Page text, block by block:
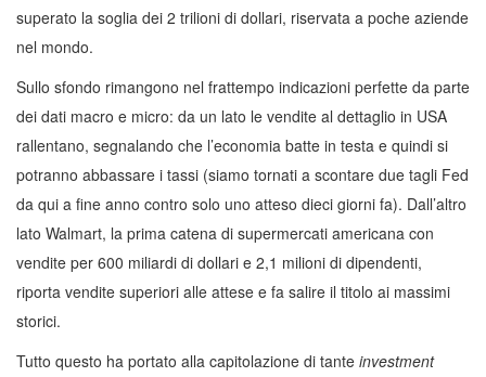
superato la soglia dei 2 trilioni di dollari, riservata a poche aziende
nel mondo.
Sullo sfondo rimangono nel frattempo indicazioni perfette da parte
dei dati macro e micro: da un lato le vendite al dettaglio in USA
rallentano, segnalando che l’economia batte in testa e quindi si
potranno abbassare i tassi (siamo tornati a scontare due tagli Fed
da qui a fine anno contro solo uno atteso dieci giorni fa). Dall’altro
lato Walmart, la prima catena di supermercati americana con
vendite per 600 miliardi di dollari e 2,1 milioni di dipendenti,
riporta vendite superiori alle attese e fa salire il titolo ai massimi
storici.
Tutto questo ha portato alla capitolazione di tante investment